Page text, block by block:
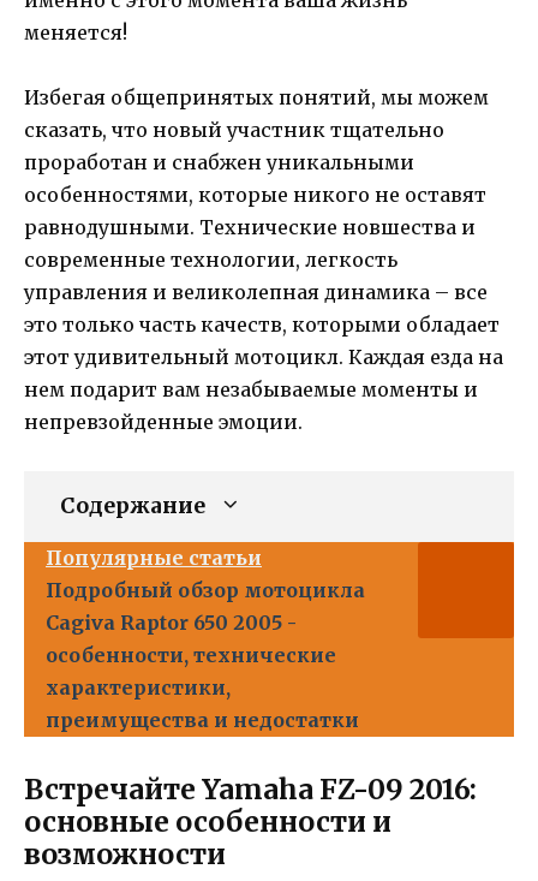
меняется!
Избегая общепринятых понятий, мы можем
сказать, что новый участник тщательно
проработан и снабжен уникальными
особенностями, которые никого не оставят
равнодушными. Технические новшества и
современные технологии, легкость
управления и великолепная динамика – все
это только часть качеств, которыми обладает
этот удивительный мотоцикл. Каждая езда на
нем подарит вам незабываемые моменты и
непревзойденные эмоции.
Содержание
Популярные статьи
Подробный обзор мотоцикла
Cagiva Raptor 650 2005 -
особенности, технические
характеристики,
преимущества и недостатки
Встречайте Yamaha FZ-09 2016:
основные особенности и
возможности